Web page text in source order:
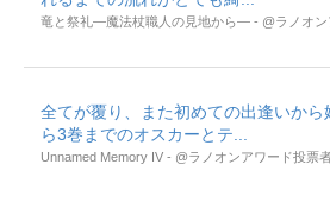
竜と祭礼―魔法杖職人の見地から― - @ラノオン
全てが覆り、また初めての出逢いか
ら3巻までのオスカーとテ...
Unnamed Memory IV - @ラノオンアワード投票者